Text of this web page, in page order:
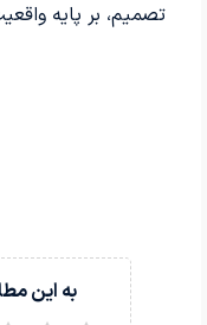
تصمیم، بر پایه
به این